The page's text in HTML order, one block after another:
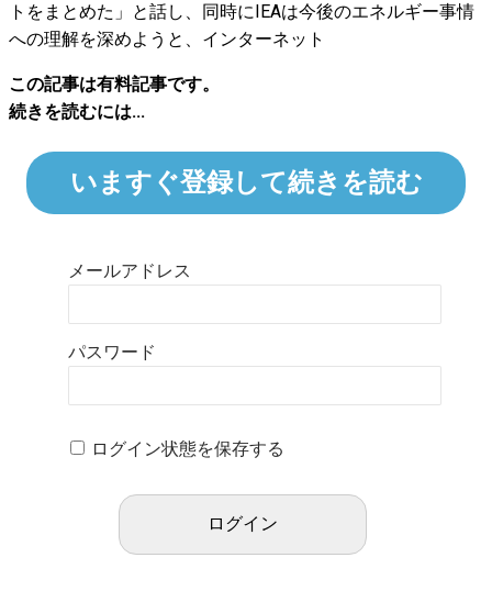
トをまとめた」と話し、同時にIEAは今後のエネルギー事情
への理解を深めようと、インターネット
この記事は有料記事です。
続きを読むには...
いますぐ登録して続きを読む
メールアドレス
パスワード
ログイン状態を保存する